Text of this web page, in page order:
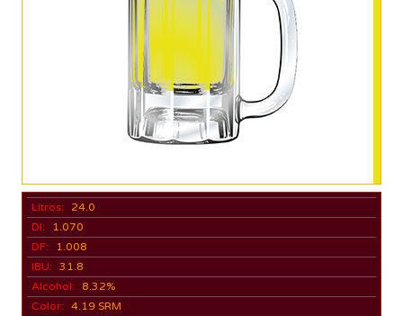
Litros:
24.0
DI:
1.070
DF:
1.008
IBU: 31.8
Alcohol:
8.32%
Color: 4.19 SRM